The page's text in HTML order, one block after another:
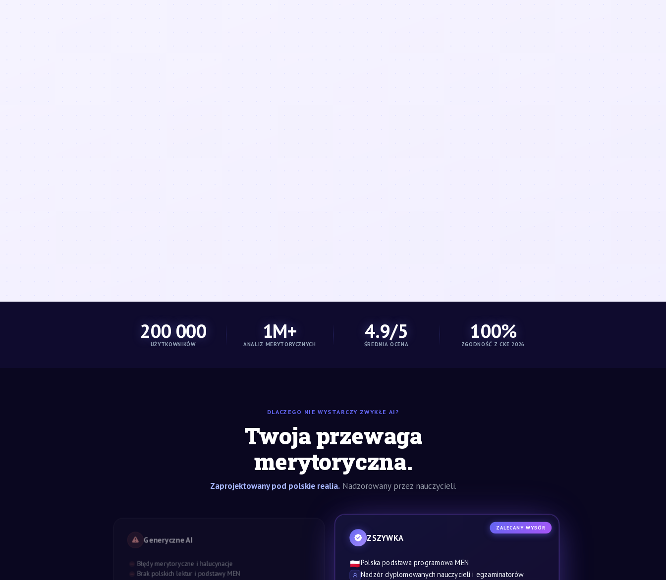
200 000
UŻYTKOWNIKÓW
1M+
ANALIZ MERYTORYCZNYCH
4.9/5
ŚREDNIA OCENA
100%
ZGODNOŚĆ Z CKE 2026
DLACZEGO NIE WYSTARCZY ZWYKŁE AI?
Twoja przewaga
merytoryczna.
Zaprojektowany pod polskie realia.Nadzorowany przez nauczycieli.
Generyczne AI
Błędy merytoryczne i halucynacje
Brak polskich lektur i podstawy MEN
ZALECANY WYBÓR
ZSZYWKA
🇵🇱Polska podstawa programowa MEN
Nadzór dyplomowanych nauczycieli i egzaminatorów